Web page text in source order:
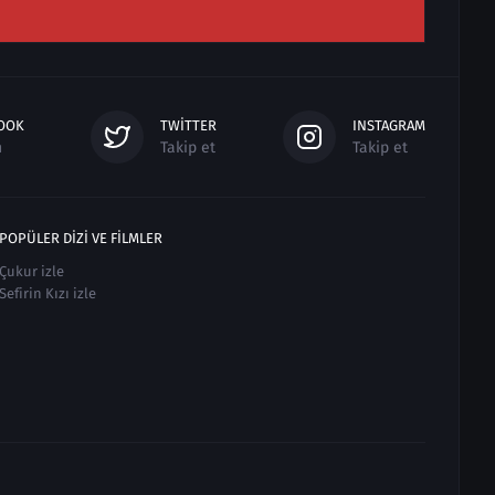
TWITTER
Takip et
INSTAGRAM
Takip et
POPÜLER DIZI VE FILMLER
Çukur izle
Sefirin Kızı izle